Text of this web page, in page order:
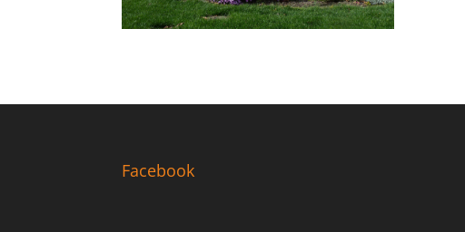
Facebook